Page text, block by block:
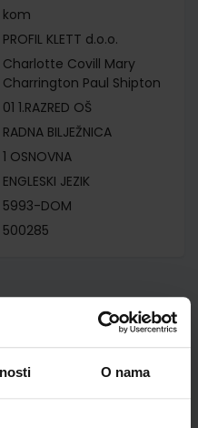
O nama
kom
PROFIL KLETT d.o.o.
Charlotte Covill Mary
Charrington Paul Shipton
01 1.RAZRED OŠ
RADNA BILJEŽNICA
1 OSNOVNA
ENGLESKI JEZIK
5993-DOM
500285